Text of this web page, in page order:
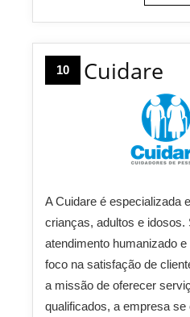
10 Cuidare
A Cuidare é especializada
crianças, adultos e idosos.
atendimento humanizado
foco na satisfação de
a missão de oferecer
qualificados, a empresa